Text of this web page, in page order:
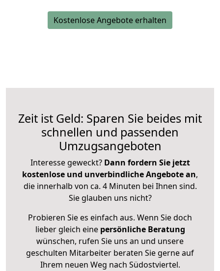
Kostenlose Angebote erhalten
Zeit ist Geld: Sparen Sie beides mit
schnellen und passenden
Umzugsangeboten
Interesse geweckt? Dann fordern Sie jetzt
kostenlose und unverbindliche Angebote an,
die innerhalb von ca. 4 Minuten bei Ihnen sind.
Sie glauben uns nicht?
Probieren Sie es einfach aus. Wenn Sie doch
lieber gleich eine persönliche Beratung
wünschen, rufen Sie uns an und unsere
geschulten Mitarbeiter beraten Sie gerne auf
Ihrem neuen Weg nach Südostviertel.